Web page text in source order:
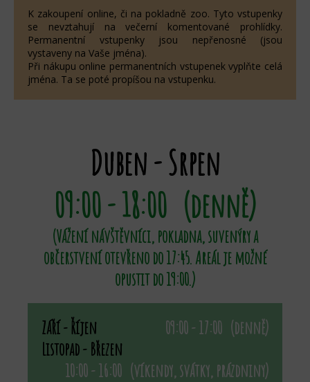
K zakoupení online, či na pokladně zoo. Tyto vstupenky
se nevztahují na večerní komentované prohlídky.
Permanentní vstupenky jsou nepřenosné (jsou
vystaveny na Vaše jména).
Při nákupu online permanentních vstupenek vyplňte celá
jména. Ta se poté propíšou na vstupenku.
Duben - Srpen
09:00 - 18:00 (denně)
(Vážení návštěvníci, pokladna, suvenýry a
občerstvení otevřeno do 17:45. Areál je možné
opustit do 19:00.)
Září - Říjen
09:00 - 17:00 (denně)
Listopad - Březen
10:00 - 16:00 (víkendy, svátky, prázdniny)